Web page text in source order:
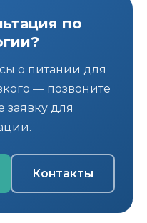
по
о питании для
— позвоните
заявку для
Контакты